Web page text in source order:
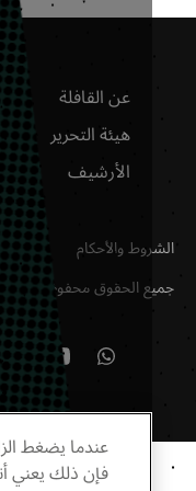
عن القافلة
هيئة التحرير
الأرشيف
والأحكام
الحقوق محفوظة2026
©
عندما يضغط
فإن ذلك يعني أنه